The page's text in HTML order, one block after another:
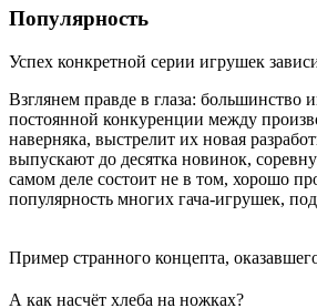
Популярность
Успех конкретной серии игрушек
Взглянем правде в глаза: большинство
постоянной конкуренции между
наверняка, выстрелит их новая
выпускают до десятка новинок,
самом деле состоит не в том, хорошо
популярность многих гача-игрушек,
Пример странного концепта,
А как насчёт хлеба на ножках?